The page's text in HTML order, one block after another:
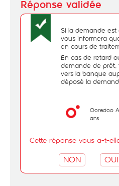
Si la demande
vous informera
en cours de
En cas de retard
demande de prêt,
vers la banque
déposé la
Ooredoo
ans
Cette réponse vous a-t-
NON OUI